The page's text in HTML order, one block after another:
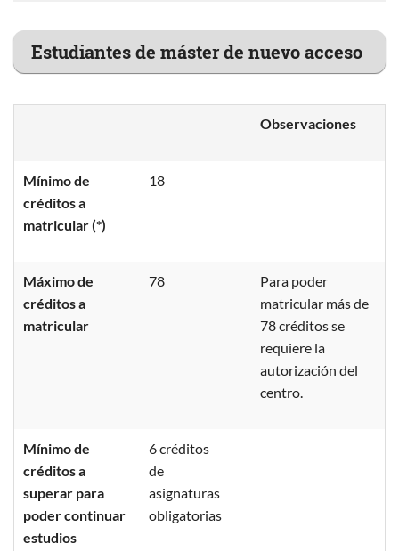
Estudiantes de máster de nuevo acceso
Observaciones
Mínimo de
créditos a
matricular (*)
18
Máximo de
créditos a
matricular
78
Para poder
matricular más de
78 créditos se
requiere la
autorización del
centro.
Mínimo de
créditos a
superar para
poder continuar
estudios
6 créditos
de
asignaturas
obligatorias